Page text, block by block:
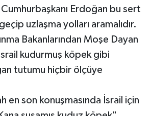
Erdoğan bu sert
uzlaşma yolları aramalıdır.
Bakanlarından Moşe Dayan
kudurmuş köpek gibi
tutumu hiçbir ölçüye
en son konuşmasında İsrail için